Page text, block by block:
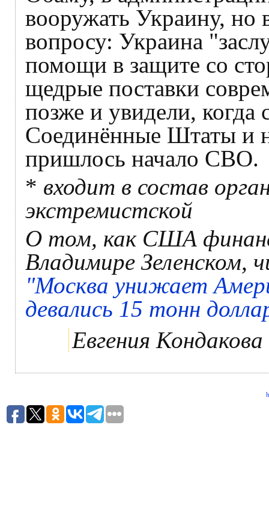
вооружать Украину, но
вопросу: Украина
помощи в защите со
щедрые поставки
позже и увидели, когда
Соединённые Штаты и
пришлось начало СВО.
* входит в состав
экстремистской
О том, как США
Владимире Зеленском,
"Москва унижает
девались 15 тонн
Евгения Кондакова